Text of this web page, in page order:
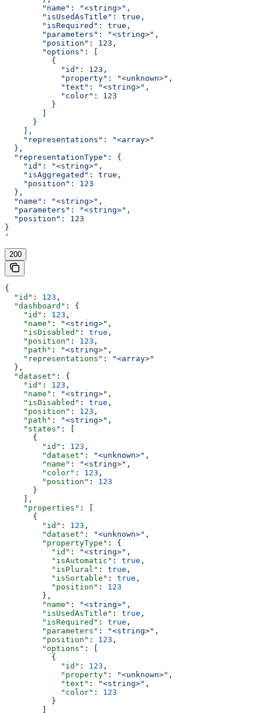
        "name": "<string>",
        "isUsedAsTitle": true,
        "isRequired": true,
        "parameters": "<string>",
        "position": 123,
        "options": [
          {
            "id": 123,
            "property": "<unknown>",
            "text": "<string>",
            "color": 123
          }
      }
    ],
    "representations": "<array>"
  },
  "representationType": {
    "id": "<string>",
    "isAggregated": true,
    "position": 123
  },
  "name": "<string>",
  "parameters": "<string>",
  "position": 123
}
'
200
{
  "id"
: 123 ,
  "dashboard"
: {
    "id"
: 123 ,
    "name"
: "<string>" ,
    "isDisabled"
: true ,
    "position"
: 123 ,
    "path"
: "<string>" ,
    "representations"
:
"<array>"
  },
  "dataset"
: {
    "id"
: 123 ,
    "name"
: "<string>" ,
    "isDisabled"
: true ,
    "position"
: 123 ,
    "path"
: "<string>" ,
    "states"
: [
      {
        "id"
: 123 ,
        "dataset"
: "<unknown>" ,
        "name"
: "<string>" ,
        "color"
: 123 ,
        "position"
: 123
      }
    ],
    "properties"
: [
      {
        "id"
: 123 ,
        "dataset"
: "<unknown>" ,
        "propertyType"
: {
          "id"
: "<string>" ,
          "isAutomatic"
: true ,
          "isPlural"
: true ,
          "isSortable"
: true ,
          "position"
: 123
        },
        "name"
: "<string>" ,
        "isUsedAsTitle"
: true ,
        "isRequired"
: true ,
        "parameters"
: "<string>" ,
        "position"
: 123 ,
        "options"
: [
          {
            "id"
: 123 ,
            "property"
: "<unknown>" ,
            "text"
: "<string>" ,
            "color"
: 123
          }